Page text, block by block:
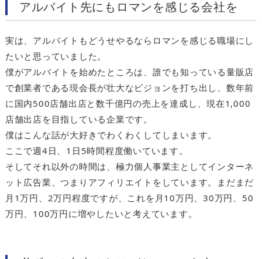
アルバイト先にもロマンを感じる会社を
実は、アルバイトもどうせやるならロマンを感じる職場にし
たいと思っていました。
僕がアルバイトを始めたところは、誰でも知っている量販店
で創業者である現会長が壮大なビジョンを打ち出し、数年前
に国内500店舗出店と数千億円の売上を達成し、現在1,000
店舗出店を目指している企業です。
僕はこんな話が大好きでわくわくしてしまいます。
ここで週4日、1日5時間程度働いています。
そしてそれ以外の時間は、極力個人事業主としてインターネ
ット広告業、つまりアフィリエイトをしています。まだまだ
月1万円、2万円程度ですが、これを月10万円、30万円、50
万円、100万円に増やしたいと考えています。